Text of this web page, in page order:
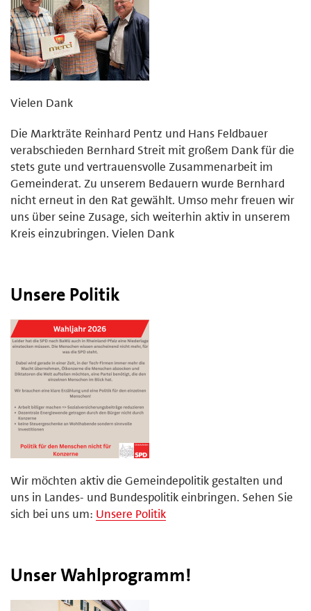
Vielen Dank
Die Markträte Reinhard Pentz und Hans Feldbauer
verabschieden Bernhard Streit mit großem Dank für die
stets gute und vertrauensvolle Zusammenarbeit im
Gemeinderat. Zu unserem Bedauern wurde Bernhard
nicht erneut in den Rat gewählt. Umso mehr freuen wir
uns über seine Zusage, sich weiterhin aktiv in unserem
Kreis einzubringen. Vielen Dank
Unsere Politik
Wir möchten aktiv die Gemeindepolitik gestalten und
uns in Landes- und Bundespolitik einbringen. Sehen Sie
sich bei uns um: Unsere Politik
Unser Wahlprogramm!